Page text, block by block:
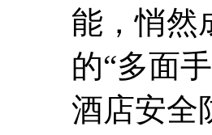
能，悄然
的“多面
酒店安全